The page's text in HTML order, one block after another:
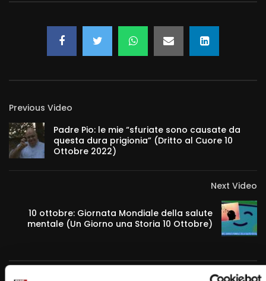
Previous Video
Padre Pio: le mie “sfuriate sono causate da
questa dura prigionia” (Dritto al Cuore 10
Ottobre 2022)
Next Video
10 ottobre: Giornata Mondiale della salute
mentale (Un Giorno una Storia 10 Ottobre)